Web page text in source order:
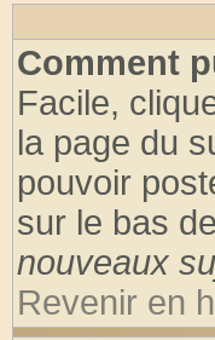
Comment
Facile,
la page du
pouvoir
sur le bas
nouveaux
Revenir en